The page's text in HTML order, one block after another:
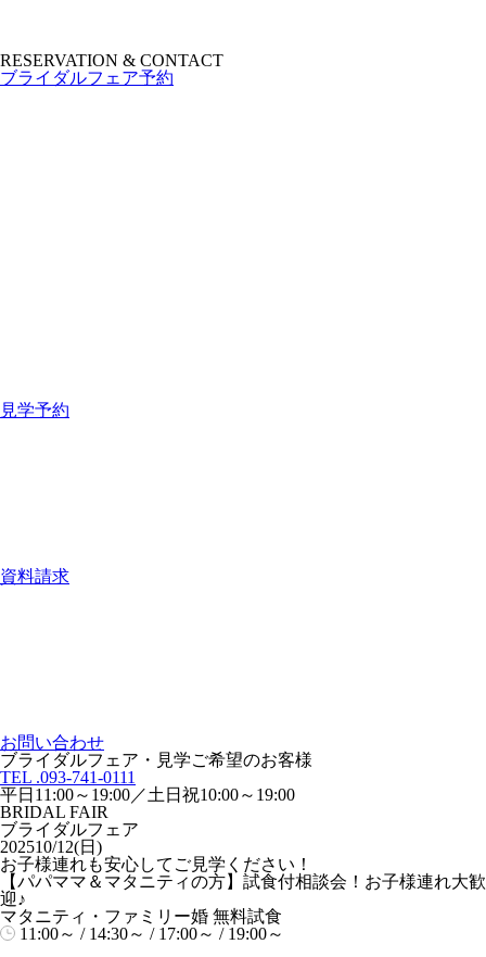
RESERVATION & CONTACT
ブライダルフェア予約
見学予約
資料請求
お問い合わせ
ブライダルフェア・見学ご希望のお客様
TEL .093-741-0111
平日11:00～19:00／土日祝10:00～19:00
BRIDAL FAIR
ブライダルフェア
202510/12(日)
お子様連れも安心してご見学ください！
【パパママ＆マタニティの方】試食付相談会！お子様連れ大歓
迎♪
マタニティ・ファミリー婚 無料試食
11:00～ / 14:30～ / 17:00～ / 19:00～